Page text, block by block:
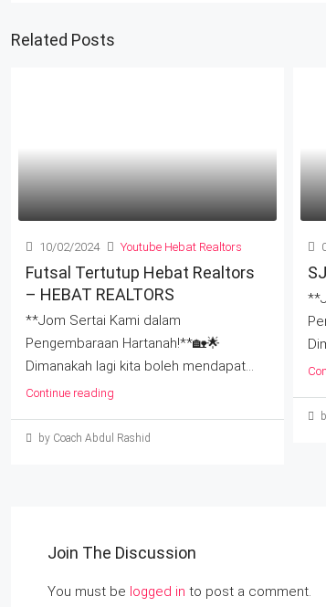
Related Posts
10/02/2024 Youtube Hebat Realtors
Futsal Tertutup Hebat Realtors
– HEBAT REALTORS
**Jom Sertai Kami dalam
Pengembaraan Hartanah!**🏡🌟
Dimanakah lagi kita boleh mendapat...
Continue reading
by Coach Abdul Rashid
Join The Discussion
You must be logged in to post a comment.